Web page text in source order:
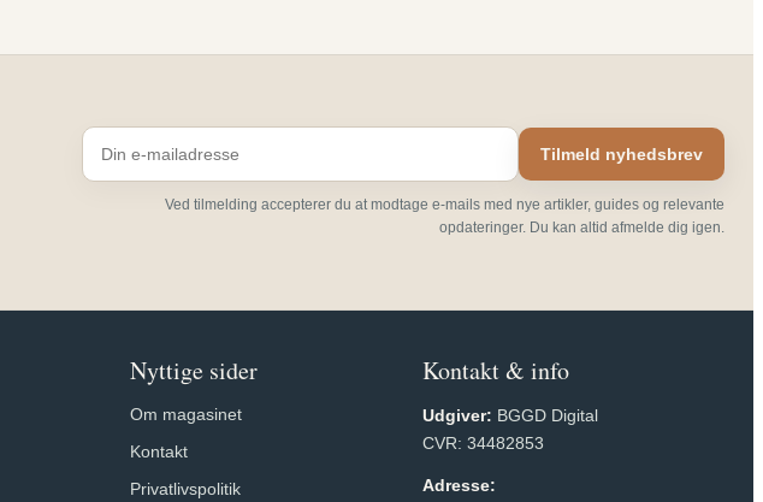
Tilmeld nyhedsbrev
Ved tilmelding accepterer du at modtage e-mails med nye artikler, guides og relevante
opdateringer. Du kan altid afmelde dig igen.
Nyttige sider
Om magasinet
Kontakt
Privatlivspolitik
Kontakt & info
Udgiver: BGGD Digital
CVR: 34482853
Adresse: